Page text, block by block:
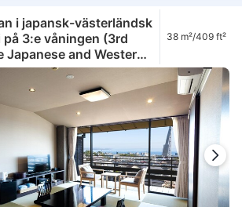
i japansk-västerländsk
3:e våningen (3rd
Japanese and Western
38 m²/409 ft²